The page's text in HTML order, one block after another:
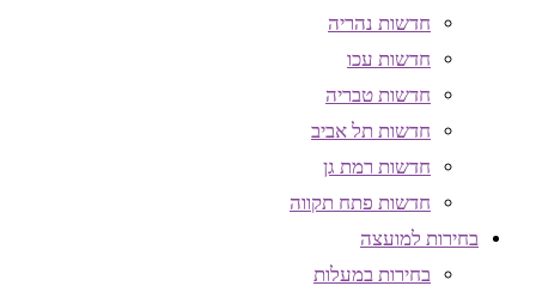
חדשות נהריה
חדשות עכו
חדשות טבריה
חדשות תל אביב
חדשות רמת גן
חדשות פתח תקווה
בחירות למועצה
בחירות במעלות